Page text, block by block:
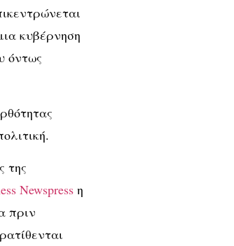
κυβέρνηση
όντως
της
Newspressη
πριν